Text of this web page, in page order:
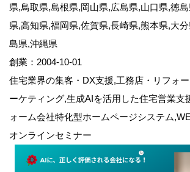
県,鳥取県,島根県,岡山県,広島県,山口県,徳
県,高知県,福岡県,佐賀県,長崎県,熊本県,大
島県,沖縄県
創業：2004-10-01
住宅業界の集客・DX支援,工務店・リフォ
ーケティング,生成AIを活用した住宅営業支
ォーム会社特化型ホームページシステム
オンラインセミナー